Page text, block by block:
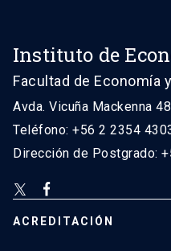
Instituto de
Facultad de Economía
Avda. Vicuña Mackenna
Teléfono: +56 2 2354
Dirección de Postgrado:
ACREDITACIÓN